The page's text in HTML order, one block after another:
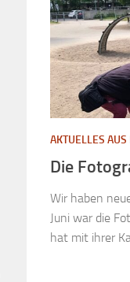
AKTUELLES
Die
Wir haben
Juni war die
hat mit ihrer